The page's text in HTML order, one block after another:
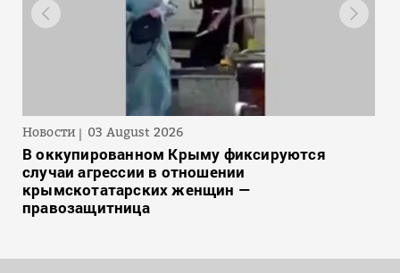
Новости 03 August 2026
В оккупированном Крыму фиксируются
случаи агрессии в отношении
крымскотатарских женщин —
правозащитница